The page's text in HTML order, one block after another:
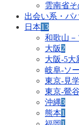
雲南省
出会い系・パ
日本13
和歌山
大阪2
大阪-5大
岐阜-ソ
東京-見
東京-鶯
沖縄3
熊本1